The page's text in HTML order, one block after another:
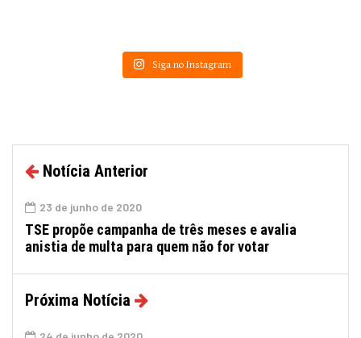
Siga no Instagram
Notícia Anterior
23 de junho de 2020
TSE propõe campanha de três meses e avalia
anistia de multa para quem não for votar
Próxima Notícia